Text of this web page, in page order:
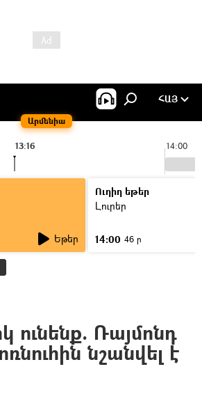
Արմենիա
ՀԱՅ
14:00
13:16
Եթեր
Ուղիղ եթեր
Լուրեր
14:00 46 ր
ունենք. Ռայմոնդ
նշանվել է